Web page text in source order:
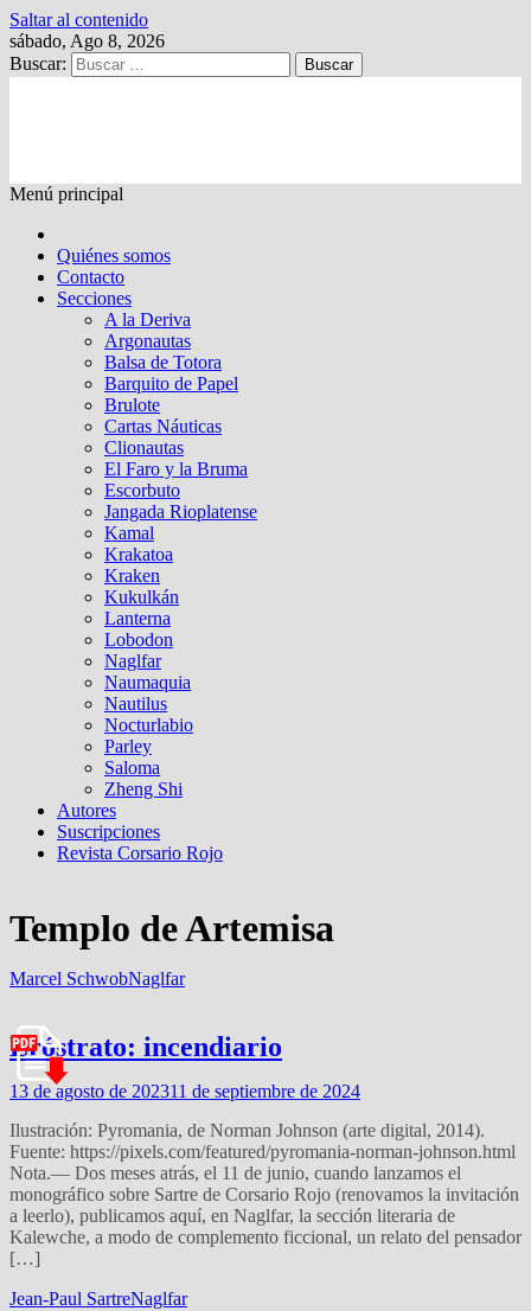
Saltar al contenido
sábado, Ago 8, 2026
Buscar:
Menú principal
Quiénes somos
Contacto
Secciones
A la Deriva
Argonautas
Balsa de Totora
Barquito de Papel
Brulote
Cartas Náuticas
Clionautas
El Faro y la Bruma
Escorbuto
Jangada Rioplatense
Kamal
Krakatoa
Kraken
Kukulkán
Lanterna
Lobodon
Naglfar
Naumaquia
Nautilus
Nocturlabio
Parley
Saloma
Zheng Shi
Autores
Suscripciones
Revista Corsario Rojo
Templo de Artemisa
Marcel SchwobNaglfar
Eróstrato: incendiario
13 de agosto de 202311 de septiembre de 2024
Ilustración: Pyromania, de Norman Johnson (arte digital, 2014).
Fuente: https://pixels.com/featured/pyromania-norman-johnson.html
Nota.— Dos meses atrás, el 11 de junio, cuando lanzamos el
monográfico sobre Sartre de Corsario Rojo (renovamos la invitación
a leerlo), publicamos aquí, en Naglfar, la sección literaria de
Kalewche, a modo de complemento ficcional, un relato del pensador
[…]
Jean-Paul SartreNaglfar